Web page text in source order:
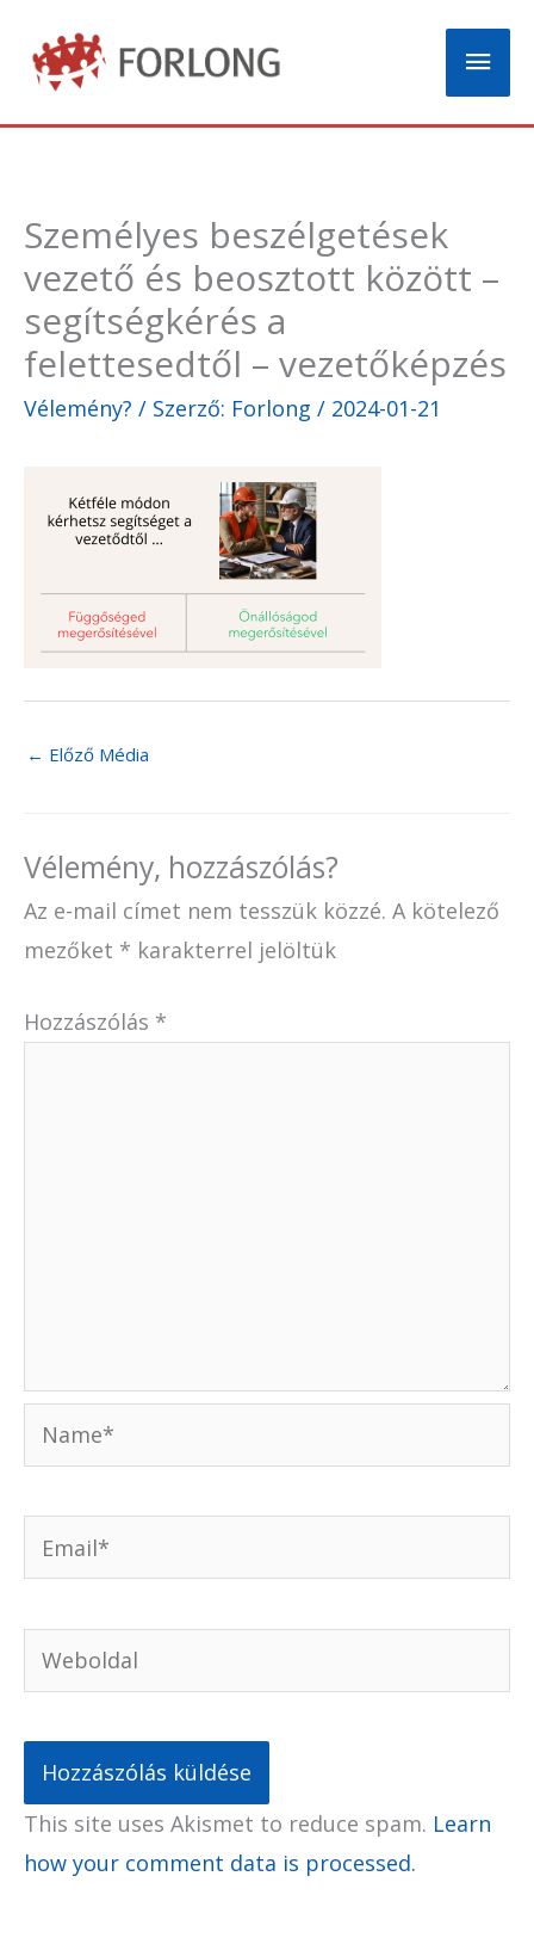
content
Main
Személyes beszélgetések
vezető és beosztott között –
segítségkérés a
felettesedtől – vezetőképzés
Vélemény? / Szerző: Forlong / 2024-01-21
← Előző Média
Vélemény, hozzászólás?
Az e-mail címet nem tesszük közzé. A kötelező
mezőket * karakterrel jelöltük
Hozzászólás *
Name*
Email*
Weboldal
This site uses Akismet to reduce spam. Learn
how your comment data is processed.